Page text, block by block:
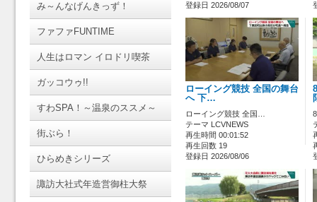
み～んなげんきっず！
ファファFUNTIME
人生はロマン イロドリ喫茶
ガッコウゥ!!
すわSPA！～温泉のススメ～
街ぶら！
ひらめきシリーズ
諏訪大社式年造営御柱大祭
登録日 2026/08/07
ローイング競技 全国の舞台
へ 下…
ローイング競技 全国…
テーマ LCVNEWS
再生時間 00:01:52
再生回数 19
登録日 2026/08/06